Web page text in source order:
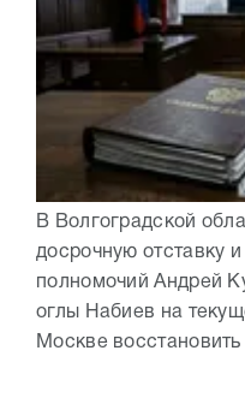
В Волгоградской
досрочную отставку
полномочий Андрей
оглы Набиев на
Москве